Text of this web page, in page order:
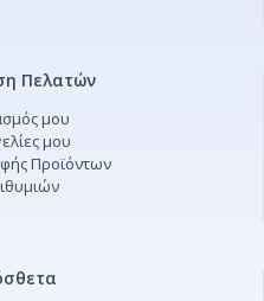
Πελατών
μου
μου
Προϊόντων